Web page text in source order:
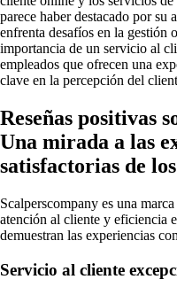
parece haber destacado por su
enfrenta desafíos en la gestión
importancia de un servicio al
empleados que ofrecen una
clave en la percepción del
Reseñas positivas
Una mirada a las
satisfactorias de
Scalperscompany es una
atención al cliente y eficiencia
demuestran las experiencias
Servicio al cliente